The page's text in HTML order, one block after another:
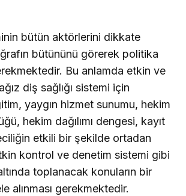
bütün aktörlerini dikkate
bütününü görerek politika
Bu anlamda etkin ve
diş sağlığı sistemi için
yaygın hizmet sunumu, hekim
hekim dağılımı dengesi, kayıt
etkili bir şekilde ortadan
kontrol ve denetim sistemi gibi
toplanacak konuların bir
alınması gerekmektedir.